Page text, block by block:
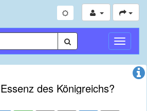
Toggle
des Königreichs?